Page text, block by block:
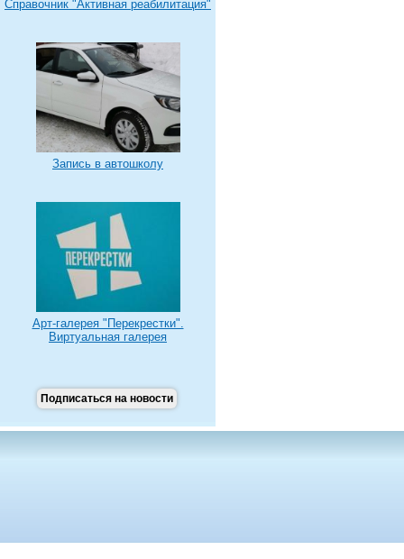
Справочник "Активная реабилитация"
Запись в автошколу
Арт-галерея "Перекрестки".
Виртуальная галерея
Подписаться на новости